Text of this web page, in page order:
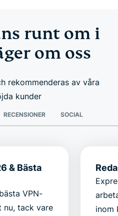
runt om i
om oss
rekommenderas av våra
kunder
RECENSIONER SOCIAL
& Bästa
VPN-
nu, tack vare
inom